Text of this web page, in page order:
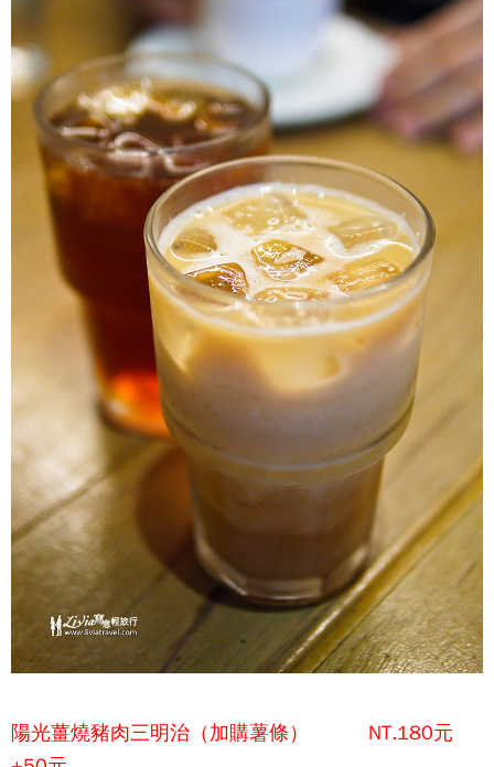
陽光薑燒豬肉三明治（加購薯條） NT.180元